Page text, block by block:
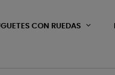
CON RUEDAS